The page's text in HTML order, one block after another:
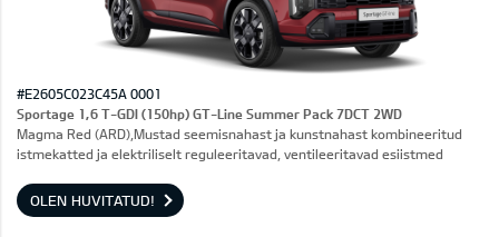
#E2605C023C45A 0001
Sportage 1,6 T-GDI (150hp) GT-Line Summer Pack 7DCT 2WD
Magma Red (ARD),Mustad seemisnahast ja kunstnahast kombineeritud
istmekatted ja elektriliselt reguleeritavad, ventileeritavad esiistmed
OLEN HUVITATUD!